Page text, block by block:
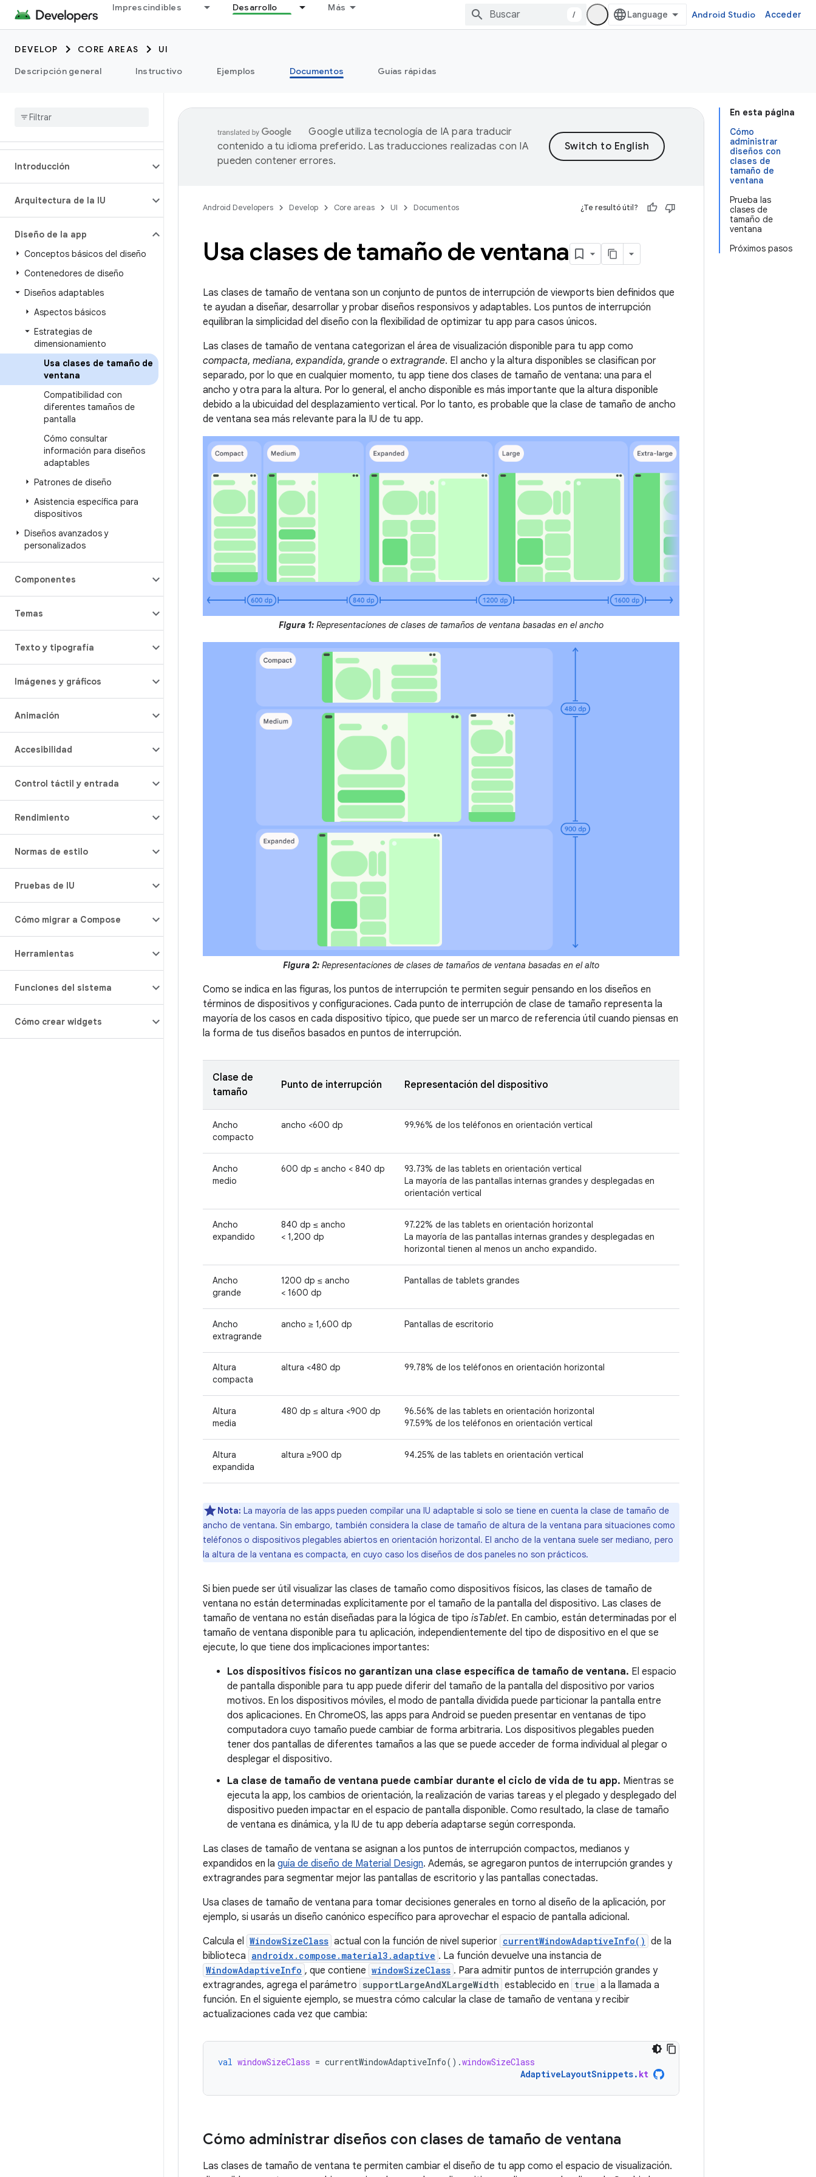
Imprescindibles Desarrollo Más
/ Android Studio Acceder
DEVELOP CORE AREAS
UI
Descripción general
Instructivo Ejemplos Documentos Guías rápidas
Introducción
Arquitectura de la IU
Diseño de la app
Conceptos básicos del diseño
Contenedores de diseño
Diseños adaptables
Aspectos básicos
Estrategias de
dimensionamiento
Usa clases de tamaño de
ventana
Compatibilidad con
diferentes tamaños de
pantalla
Cómo consultar
información para diseños
adaptables
Patrones de diseño
Asistencia específica para
dispositivos
Diseños avanzados y
personalizados
Componentes
Temas
Texto y tipografía
Imágenes y gráficos
Animación
Accesibilidad
Control táctil y entrada
Rendimiento
Normas de estilo
Pruebas de IU
Cómo migrar a Compose
Herramientas
Funciones del sistema
Cómo crear widgets
En esta página
Cómo
administrar
diseños con
clases de
tamaño de
ventana
Prueba las
clases de
tamaño de
ventana
Próximos pasos
Google utiliza tecnología de IA para traducir
contenido a tu idioma preferido. Las traducciones realizadas con IA
pueden contener errores.
Android Developers Develop Core areas UI Documentos ¿Te resultó útil?
Usa clases de tamaño de ventana
Las clases de tamaño de ventana son un conjunto de puntos de interrupción de viewports bien definidos que
te ayudan a diseñar, desarrollar y probar diseños responsivos y adaptables. Los puntos de interrupción
equilibran la simplicidad del diseño con la flexibilidad de optimizar tu app para casos únicos.
Las clases de tamaño de ventana categorizan el área de visualización disponible para tu app como
compacta, mediana, expandida, grande o extragrande. El ancho y la altura disponibles se clasifican por
separado, por lo que en cualquier momento, tu app tiene dos clases de tamaño de ventana: una para el
ancho y otra para la altura. Por lo general, el ancho disponible es más importante que la altura disponible
debido a la ubicuidad del desplazamiento vertical. Por lo tanto, es probable que la clase de tamaño de ancho
de ventana sea más relevante para la IU de tu app.
Figura 1: Representaciones de clases de tamaños de ventana basadas en el ancho
Figura 2: Representaciones de clases de tamaños de ventana basadas en el alto
Como se indica en las figuras, los puntos de interrupción te permiten seguir pensando en los diseños en
términos de dispositivos y configuraciones. Cada punto de interrupción de clase de tamaño representa la
mayoría de los casos en cada dispositivo típico, que puede ser un marco de referencia útil cuando piensas en
la forma de tus diseños basados en puntos de interrupción.
Clase de
tamaño
Punto de interrupción Representación del dispositivo
Ancho
compacto
ancho <600 dp 99.96% de los teléfonos en orientación vertical
Ancho
medio
600 dp ≤ ancho < 840 dp
93.73% de las tablets en orientación vertical
La mayoría de las pantallas internas grandes y desplegadas en
orientación vertical
Ancho
expandido
840 dp ≤ ancho
< 1,200 dp
97.22% de las tablets en orientación horizontal
La mayoría de las pantallas internas grandes y desplegadas en
horizontal tienen al menos un ancho expandido.
Ancho
grande
1200 dp ≤ ancho
< 1600 dp
Pantallas de tablets grandes
Ancho
extragrande
ancho ≥ 1,600 dp Pantallas de escritorio
Altura
compacta
altura <480 dp 99.78% de los teléfonos en orientación horizontal
Altura
media
480 dp ≤ altura <900 dp
96.56% de las tablets en orientación horizontal
97.59% de los teléfonos en orientación vertical
Altura
expandida
altura ≥900 dp 94.25% de las tablets en orientación vertical
Nota: La mayoría de las apps pueden compilar una IU adaptable si solo se tiene en cuenta la clase de tamaño de
ancho de ventana. Sin embargo, también considera la clase de tamaño de altura de la ventana para situaciones como
teléfonos o dispositivos plegables abiertos en orientación horizontal. El ancho de la ventana suele ser mediano, pero
la altura de la ventana es compacta, en cuyo caso los diseños de dos paneles no son prácticos.
Si bien puede ser útil visualizar las clases de tamaño como dispositivos físicos, las clases de tamaño de
ventana no están determinadas explícitamente por el tamaño de la pantalla del dispositivo. Las clases de
tamaño de ventana no están diseñadas para la lógica de tipo isTablet. En cambio, están determinadas por el
tamaño de ventana disponible para tu aplicación, independientemente del tipo de dispositivo en el que se
ejecute, lo que tiene dos implicaciones importantes:
Los dispositivos físicos no garantizan una clase específica de tamaño de ventana. El espacio
de pantalla disponible para tu app puede diferir del tamaño de la pantalla del dispositivo por varios
motivos. En los dispositivos móviles, el modo de pantalla dividida puede particionar la pantalla entre
dos aplicaciones. En ChromeOS, las apps para Android se pueden presentar en ventanas de tipo
computadora cuyo tamaño puede cambiar de forma arbitraria. Los dispositivos plegables pueden
tener dos pantallas de diferentes tamaños a las que se puede acceder de forma individual al plegar o
desplegar el dispositivo.
La clase de tamaño de ventana puede cambiar durante el ciclo de vida de tu app. Mientras se
ejecuta la app, los cambios de orientación, la realización de varias tareas y el plegado y desplegado del
dispositivo pueden impactar en el espacio de pantalla disponible. Como resultado, la clase de tamaño
de ventana es dinámica, y la IU de tu app debería adaptarse según corresponda.
Las clases de tamaño de ventana se asignan a los puntos de interrupción compactos, medianos y
expandidos en la guía de diseño de Material Design. Además, se agregaron puntos de interrupción grandes y
extragrandes para segmentar mejor las pantallas de escritorio y las pantallas conectadas.
Usa clases de tamaño de ventana para tomar decisiones generales en torno al diseño de la aplicación, por
ejemplo, si usarás un diseño canónico específico para aprovechar el espacio de pantalla adicional.
Calcula el
WindowSizeClass actual con la función de nivel superior currentWindowAdaptiveInfo() de la
biblioteca androidx.compose.material3.adaptive . La función devuelve una instancia de
WindowAdaptiveInfo , que contiene windowSizeClass . Para admitir puntos de interrupción grandes y
extragrandes, agrega el parámetro supportLargeAndXLargeWidth establecido en true a la llamada a
función. En el siguiente ejemplo, se muestra cómo calcular la clase de tamaño de ventana y recibir
actualizaciones cada vez que cambia:
val windowSizeClass = currentWindowAdaptiveInfo().windowSizeClass
AdaptiveLayoutSnippets. kt
Cómo administrar diseños con clases de tamaño de ventana
Las clases de tamaño de ventana te permiten cambiar el diseño de tu app como el espacio de visualización.